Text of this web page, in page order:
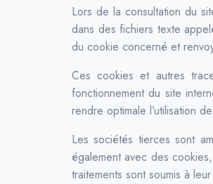
Lors de la consultation du
dans des fichiers texte
du cookie concerné et
Ces cookies et autres
fonctionnement du site
rendre optimale l’utilisation
Les sociétés tierces sont
également avec des
traitements sont soumis à